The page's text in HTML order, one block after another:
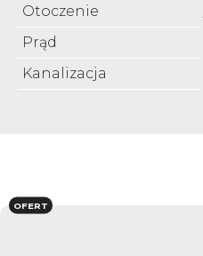
Otoczenie
Prąd
Kanalizacja
OFERT